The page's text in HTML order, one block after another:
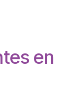
en